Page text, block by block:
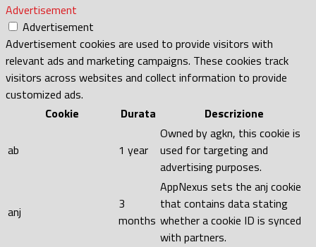
Advertisement
Advertisement
Advertisement cookies are used to provide visitors with
relevant ads and marketing campaigns. These cookies track
visitors across websites and collect information to provide
customized ads.
Cookie
Durata Descrizione
ab 1 year
Owned by agkn, this cookie is
used for targeting and
advertising purposes.
anj
3
months
AppNexus sets the anj cookie
that contains data stating
whether a cookie ID is synced
with partners.